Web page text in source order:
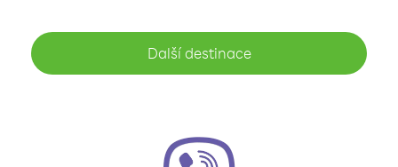
Další destinace